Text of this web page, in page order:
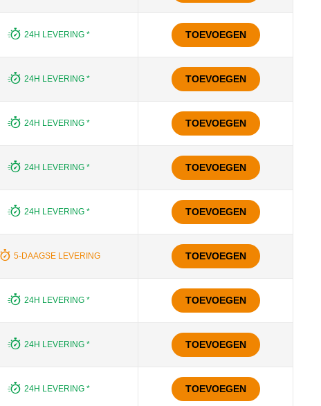
24H LEVERING * TOEVOEGEN
24H LEVERING * TOEVOEGEN
24H LEVERING * TOEVOEGEN
24H LEVERING * TOEVOEGEN
24H LEVERING * TOEVOEGEN
5-DAAGSE LEVERING TOEVOEGEN
24H LEVERING * TOEVOEGEN
24H LEVERING * TOEVOEGEN
24H LEVERING * TOEVOEGEN